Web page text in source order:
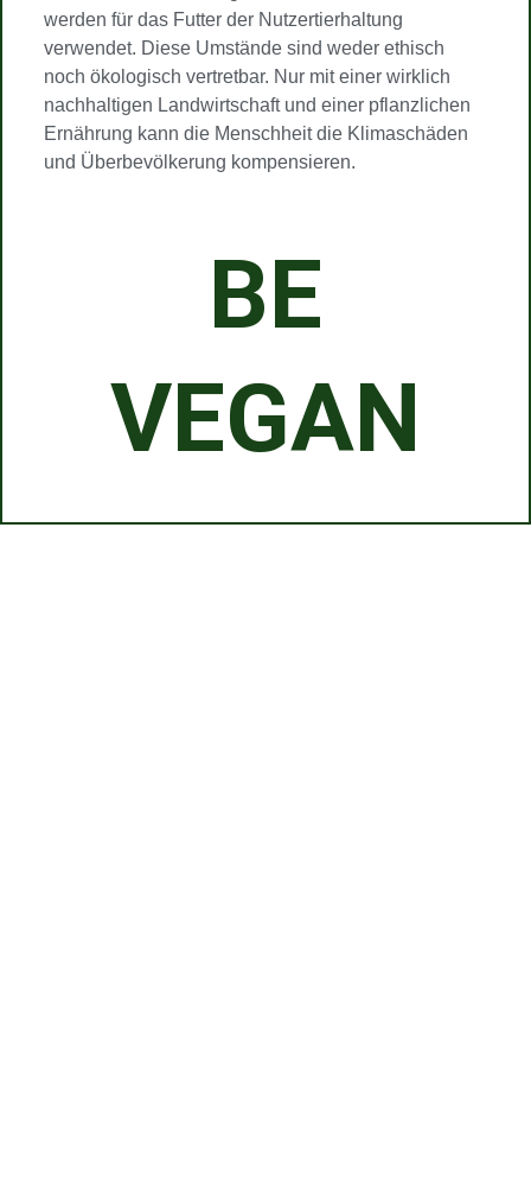
werden für das Futter der Nutzertierhaltung
verwendet. Diese Umstände sind weder ethisch
noch ökologisch vertretbar. Nur mit einer wirklich
nachhaltigen Landwirtschaft und einer pflanzlichen
Ernährung kann die Menschheit die Klimaschäden
und Überbevölkerung kompensieren.
BE
VEGAN